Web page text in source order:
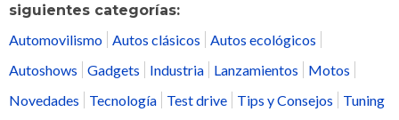
siguientes categorías:
Automovilismo Autos clásicos
Autos ecológicos
Autoshows
Gadgets Industria Lanzamientos
Motos
Novedades
Tecnología Test drive Tips y Consejos Tuning